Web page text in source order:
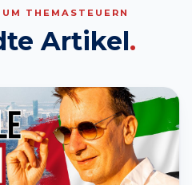
THEMA STEUERN
Artikel.